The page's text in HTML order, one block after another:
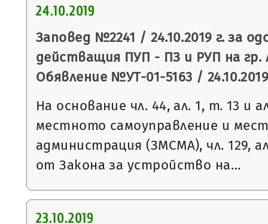
24.10.2019
Заповед №2241 / 24.10.2019 г. за
действащия ПУП - ПЗ и РУП на гр.
Обявление №УТ-01-5163 /
На основание чл. 44, ал. 1, т. 13 и
местното самоуправление и
администрация (ЗМСМА), чл. 129,
от Закона за устройство на…
23.10.2019